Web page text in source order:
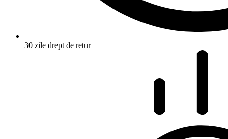
30 zile drept de retur